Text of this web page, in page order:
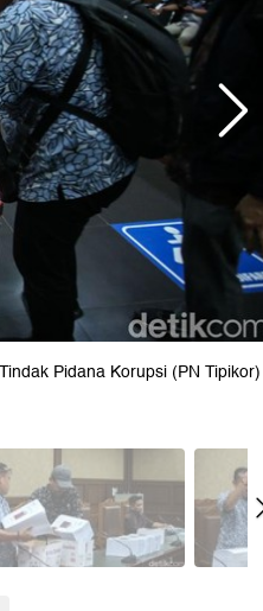
Pidana Korupsi (PN Tipikor)